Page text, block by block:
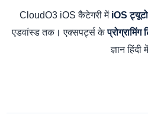
CloudO3 iOS कैटेगरी में iOS
एडवांस्ड तक। एक्सपर्ट्स केप्रोग्रामिंग
ज्ञान हिंदी